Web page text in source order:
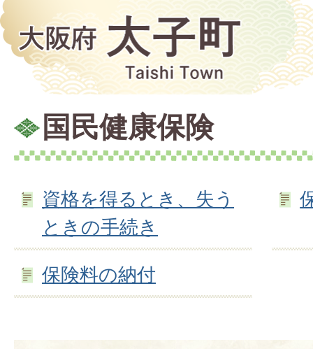
国民健康保険
資格を得るとき、失う
ときの手続き
保険料の納付